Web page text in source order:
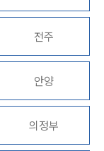
전주
안양
의정부